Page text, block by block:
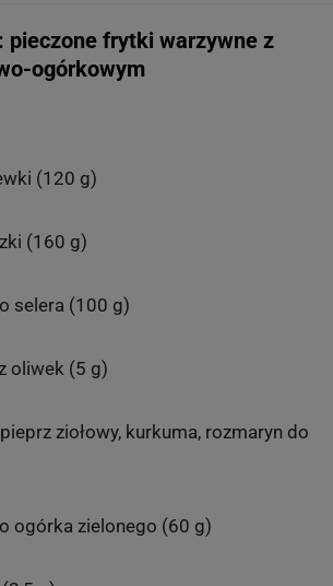
pieczone frytki warzywne z
ogórkowym
(120 g)
(160 g)
selera (100 g)
oliwek (5 g)
ziołowy, kurkuma, rozmaryn do
ogórka zielonego (60 g)